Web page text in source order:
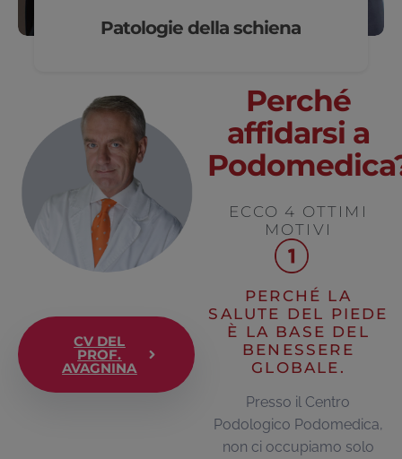
Patologie della schiena
CV DEL
PROF.
AVAGNINA
Perché
affidarsi a
ECCO 4 OTTIMI
MOTIVI
PERCHÉ LA
SALUTE DEL PIEDE
È LA BASE DEL
BENESSERE
GLOBALE.
Presso il Centro
Podologico Podomedica,
non ci occupiamo solo